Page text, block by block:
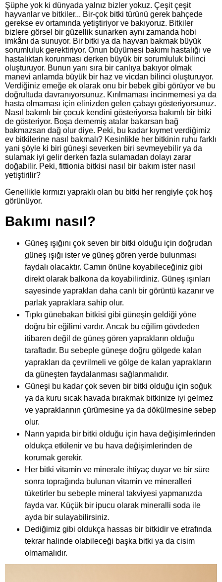
Şüphe yok ki dünyada yalnız bizler yokuz. Çeşit çeşit
hayvanlar ve bitkiler... Bir-çok bitki türünü gerek bahçede
gerekse ev ortamında yetiştiriyor ve bakıyoruz. Bitkiler
bizlere görsel bir güzellik sunarken aynı zamanda hobi
imkânı da sunuyor. Bir bitki ya da hayvan bakmak büyük
sorumluluk gerektiriyor. Onun büyümesi bakımı hastalığı ve
hastalıktan korunması derken büyük bir sorumluluk bilinci
oluşturuyor. Bunun yanı sıra bir canlıya bakıyor olmak
manevi anlamda büyük bir haz ve vicdan bilinci oluşturuyor.
Verdiğiniz emeğe ek olarak onu bir bebek gibi görüyor ve bu
doğrultuda davranıyorsunuz. Kırılmaması incinmemesi ya da
hasta olmaması için elinizden gelen çabayı gösteriyorsunuz.
Nasıl bakımlı bir çocuk kendini gösteriyorsa bakımlı bir bitki
de gösteriyor. Boşa dememiş atalar bakarsan bağ
bakmazsan dağ olur diye. Peki, bu kadar kıymet verdiğimiz
ev bitkilerine nasıl bakmalı? Kesinlikle her bitkinin ruhu farklı
yani şöyle ki biri güneşi severken biri sevmeyebilir ya da
sulamak iyi gelir derken fazla sulamadan dolayı zarar
doğabilir. Peki, fittionia bitkisi nasıl bir bakım ister nasıl
yetiştirilir?
Genellikle kırmızı yapraklı olan bu bitki her rengiyle çok hoş
görünüyor.
Bakımı nasıl?
Güneş ışığını çok seven bir bitki olduğu için doğrudan
güneş ışığı ister ve güneş gören yerde bulunması
faydalı olacaktır. Camın önüne koyabileceğiniz gibi
direkt olarak balkona da koyabilirdiniz. Güneş ışınları
sayesinde yaprakları daha canlı bir görüntü kazanır ve
parlak yapraklara sahip olur.
Tıpkı günebakan bitkisi gibi güneşin geldiği yöne
doğru bir eğilimi vardır. Ancak bu eğilim gövdeden
itibaren değil de güneş gören yaprakların olduğu
taraftadır. Bu sebeple güneşe doğru gölgede kalan
yaprakları da çevrilmeli ve gölge de kalan yaprakların
da güneşten faydalanması sağlanmalıdır.
Güneşi bu kadar çok seven bir bitki olduğu için soğuk
ya da kuru sıcak havada bırakmak bitkinize iyi gelmez
ve yapraklarının çürümesine ya da dökülmesine sebep
olur.
Narın yapıda bir bitki olduğu için hava değişimlerinden
oldukça etkilenir ve bu hava değişimlerinden de
korumak gerekir.
Her bitki vitamin ve minerale ihtiyaç duyar ve bir süre
sonra toprağında bulunan vitamin ve mineralleri
tüketirler bu sebeple mineral takviyesi yapmanızda
fayda var. Küçük bir ipucu olarak mineralli soda ile
ayda bir sulayabilirsiniz.
Dediğimiz gibi oldukça hassas bir bitkidir ve etrafında
tekrar halinde olabileceği başka bitki ya da cisim
olmamalıdır.